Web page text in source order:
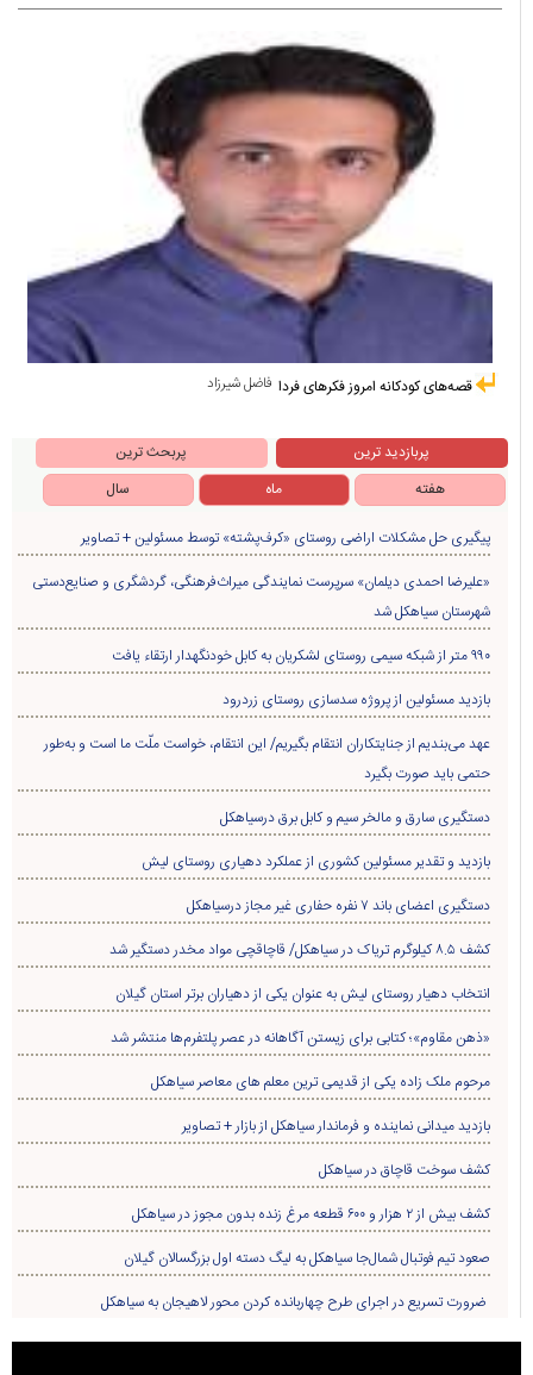
فاضل شیرزاد قصه‌های کودکانه امروز فکرهای فردا
پربازدید ترین
پربحث ترین
هفته
ماه سال
پیگیری حل مشکلات اراضی روستای «کرف‌پشته» توسط مسئولین + تصاویر
«علیرضا احمدی دیلمان» سرپرست نمایندگی میراث‌فرهنگی، گردشگری و صنایع‌دستی
شهرستان سیاهکل شد
۹۹۰ متر از شبکه سیمی روستای لشکریان به کابل خودنگهدار ارتقاء یافت
بازدید مسئولین از پروژه سدسازی روستای زردرود
عهد می‌بندیم از جنایتکاران انتقام بگیریم/ این انتقام، خواست ملّت ما است و به‌طور
حتمی باید صورت بگیرد
دستگیری سارق و مالخر سیم و کابل برق درسیاهکل
بازدید و تقدیر مسئولین کشوری از عملکرد دهیاری روستای لیش
دستگیری اعضای باند ۷ نفره حفاری غير مجاز درسیاهکل
کشف ۸.۵ کیلوگرم تریاک در سیاهکل/ قاچاقچی مواد مخدر دستگیر شد
انتخاب دهیار روستای لیش به عنوان یکی از دهیاران برتر استان گیلان
«ذهن مقاوم»؛ کتابی برای زیستن آگاهانه در عصر پلتفرم‌ها منتشر شد
مرحوم ملک زاده یکی از قدیمی ترین معلم های معاصر سیاهکل
بازدید میدانی نماینده و فرماندار سیاهکل از بازار + تصاویر
کشف سوخت قاچاق در سياهکل
کشف بیش از ۲ هزار و ۶۰۰ قطعه مرغ زنده بدون مجوز در سیاهکل
صعود تیم فوتبال شمال‌جا‌ سیاهکل به لیگ دسته اول بزرگسالان گیلان
ضرورت تسریع در اجرای طرح چهاربانده کردن محور لاهیجان به سیاهکل